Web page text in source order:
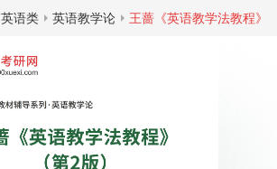
英语类 英语教学论 王蔷《英语教学法教程》